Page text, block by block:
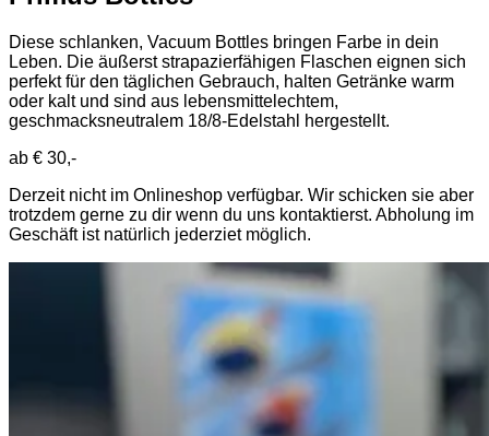
Diese schlanken, Vacuum Bottles bringen Farbe in dein
Leben. Die äußerst strapazierfähigen Flaschen eignen sich
perfekt für den täglichen Gebrauch, halten Getränke warm
oder kalt und sind aus lebensmittelechtem,
geschmacksneutralem 18/8-Edelstahl hergestellt.
ab € 30,-
Derzeit nicht im Onlineshop verfügbar. Wir schicken sie aber
trotzdem gerne zu dir wenn du uns kontaktierst. Abholung im
Geschäft ist natürlich jederziet möglich.